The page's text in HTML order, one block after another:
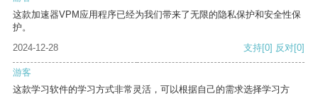
这款加速器VPM应用程序已经为我们带来了无限的隐私保护和安全性保
护。
2024-12-28
支持[0] 反对[0]
游客
这款学习软件的学习方式非常灵活，可以根据自己的需求选择学习方